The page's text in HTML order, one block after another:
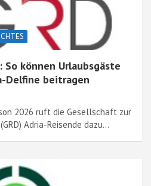
können Urlaubsgäste
Delfine beitragen
2026 ruft die Gesellschaft zur
Adria-Reisende dazu…